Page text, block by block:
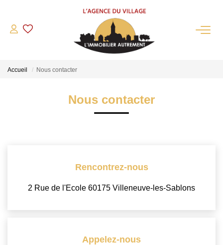
QUI SOMMES-NOUS?
Accueil Nous contacter
Nous contacter
Rencontrez-nous
2 Rue de l'Ecole 60175 Villeneuve-les-Sablons
Appelez-nous